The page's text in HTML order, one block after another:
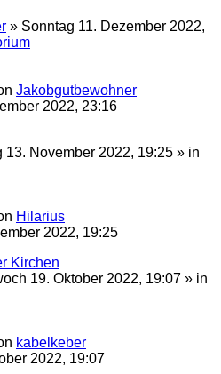
» Sonntag 11. Dezember 2022,
Jakobgutbewohner
2022, 23:16
13. November 2022, 19:25 » in
Hilarius
2022, 19:25
Kirchen
19. Oktober 2022, 19:07 » in
kabelkeber
2022, 19:07